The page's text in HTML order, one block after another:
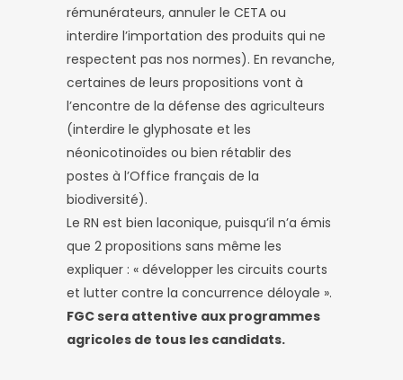
rémunérateurs, annuler le CETA ou
interdire l’importation des produits qui ne
respectent pas nos normes). En revanche,
certaines de leurs propositions vont à
l’encontre de la défense des agriculteurs
(interdire le glyphosate et les
néonicotinoïdes ou bien rétablir des
postes à l’Office français de la
biodiversité).
Le RN est bien laconique, puisqu’il n’a émis
que 2 propositions sans même les
expliquer : « développer les circuits courts
et lutter contre la concurrence déloyale ».
FGC sera attentive aux programmes
agricoles de tous les candidats.